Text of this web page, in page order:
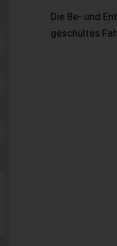
Die Be- und
geschultes